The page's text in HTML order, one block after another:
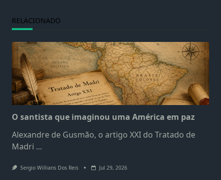
RELACIONADO
O santista que imaginou uma América em paz
Alexandre de Gusmão, o artigo XXI do Tratado de
Madri ...
Sergio Willians Dos Reis Jul 29, 2026